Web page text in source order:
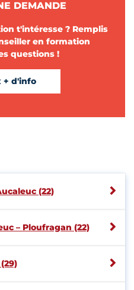
DEMANDE
t'intéresse ? Remplis
en formation
questions !
+ d'info
(22)
– Ploufragan (22)